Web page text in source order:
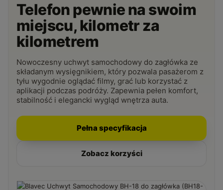
Telefon pewnie na swoim
miejscu, kilometr za
kilometrem
Nowoczesny uchwyt samochodowy do zagłówka ze
składanym wysięgnikiem, który pozwala pasażerom z
tyłu wygodnie oglądać filmy, grać lub korzystać z
aplikacji podczas podróży. Zapewnia pełen komfort,
stabilność i elegancki wygląd wnętrza auta.
Pełna specyfikacja
Zobacz korzyści